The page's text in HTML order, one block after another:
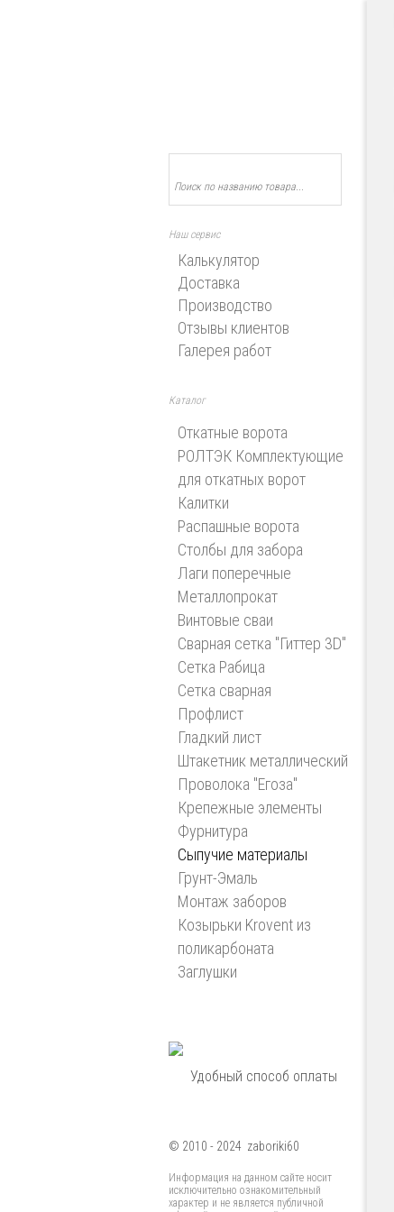
Наш сервис
Калькулятор
Доставка
Производство
Отзывы клиентов
Галерея работ
Каталог
Откатные ворота
РОЛТЭК Комплектующие
для откатных ворот
Калитки
Распашные ворота
Столбы для забора
Лаги поперечные
Металлопрокат
Винтовые сваи
Сварная сетка "Гиттер 3D"
Сетка Рабица
Сетка сварная
Профлист
Гладкий лист
Штакетник металлический
Проволока "Егоза"
Крепежные элементы
Фурнитура
Сыпучие материалы
Грунт-Эмаль
Монтаж заборов
Козырьки Krovent из
поликарбоната
Заглушки
Удобный способ оплаты
© 2010 - 2024 zaboriki60
Информация на данном сайте носит
исключительно ознакомительный
характер и не является публичной